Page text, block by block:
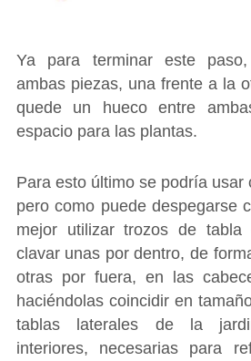
Ya para terminar este
ambas piezas, una frente a la
quede un hueco entre
espacio para las plantas.
Para esto último se podría usar
pero como puede despegarse
mejor utilizar trozos de
clavar unas por dentro, de
otras por fuera, en las
haciéndolas coincidir en
tablas laterales de la
interiores, necesarias para